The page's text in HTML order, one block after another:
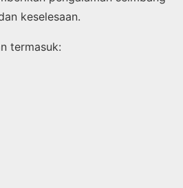
keselesaan.
termasuk: